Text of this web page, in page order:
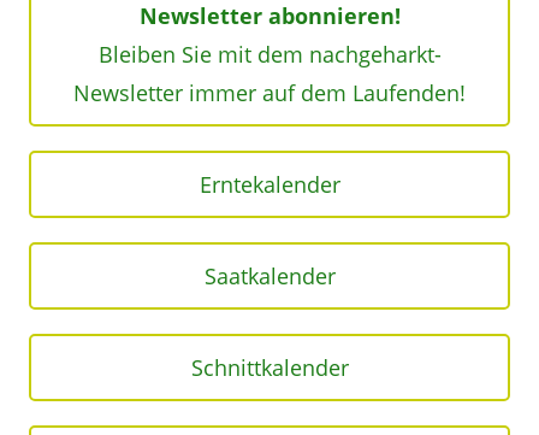
Newsletter abonnieren!
Bleiben Sie mit dem nachgeharkt-
Newsletter immer auf dem Laufenden!
Erntekalender
Saatkalender
Schnittkalender